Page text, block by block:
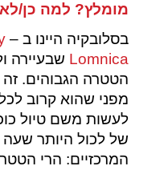
מומלץ? למה כן/
בסלובקיה היינו ב –
Lomnica שבעיירה
הטטרה הגבוהים.
מפני שהוא קרוב
לעשות משם טיול
של לכול היותר שעה
המרכזיים: הרי